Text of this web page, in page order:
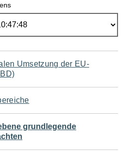
Umsetzung der EU-
grundlegende